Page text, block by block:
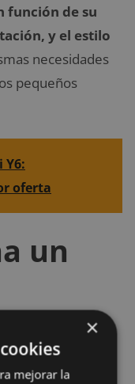
función de su
y el estilo
necesidades
pequeños
Y6:
oferta
un
×
mejorar la